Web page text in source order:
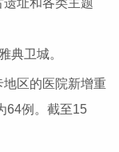
典卫城。
区的医院新增重
64例。截至15